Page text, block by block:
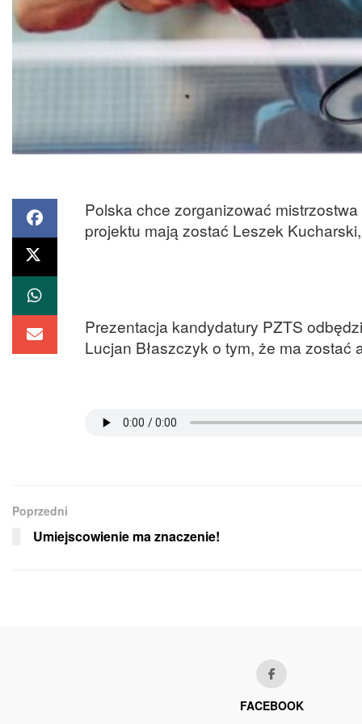
Polska chce zorganizować
projektu mają zostać Leszek
Prezentacja kandydatury PZTS
Lucjan Błaszczyk o tym, że ma
Poprzedni
Umiejscowienie ma znaczenie!
FACEBOOK